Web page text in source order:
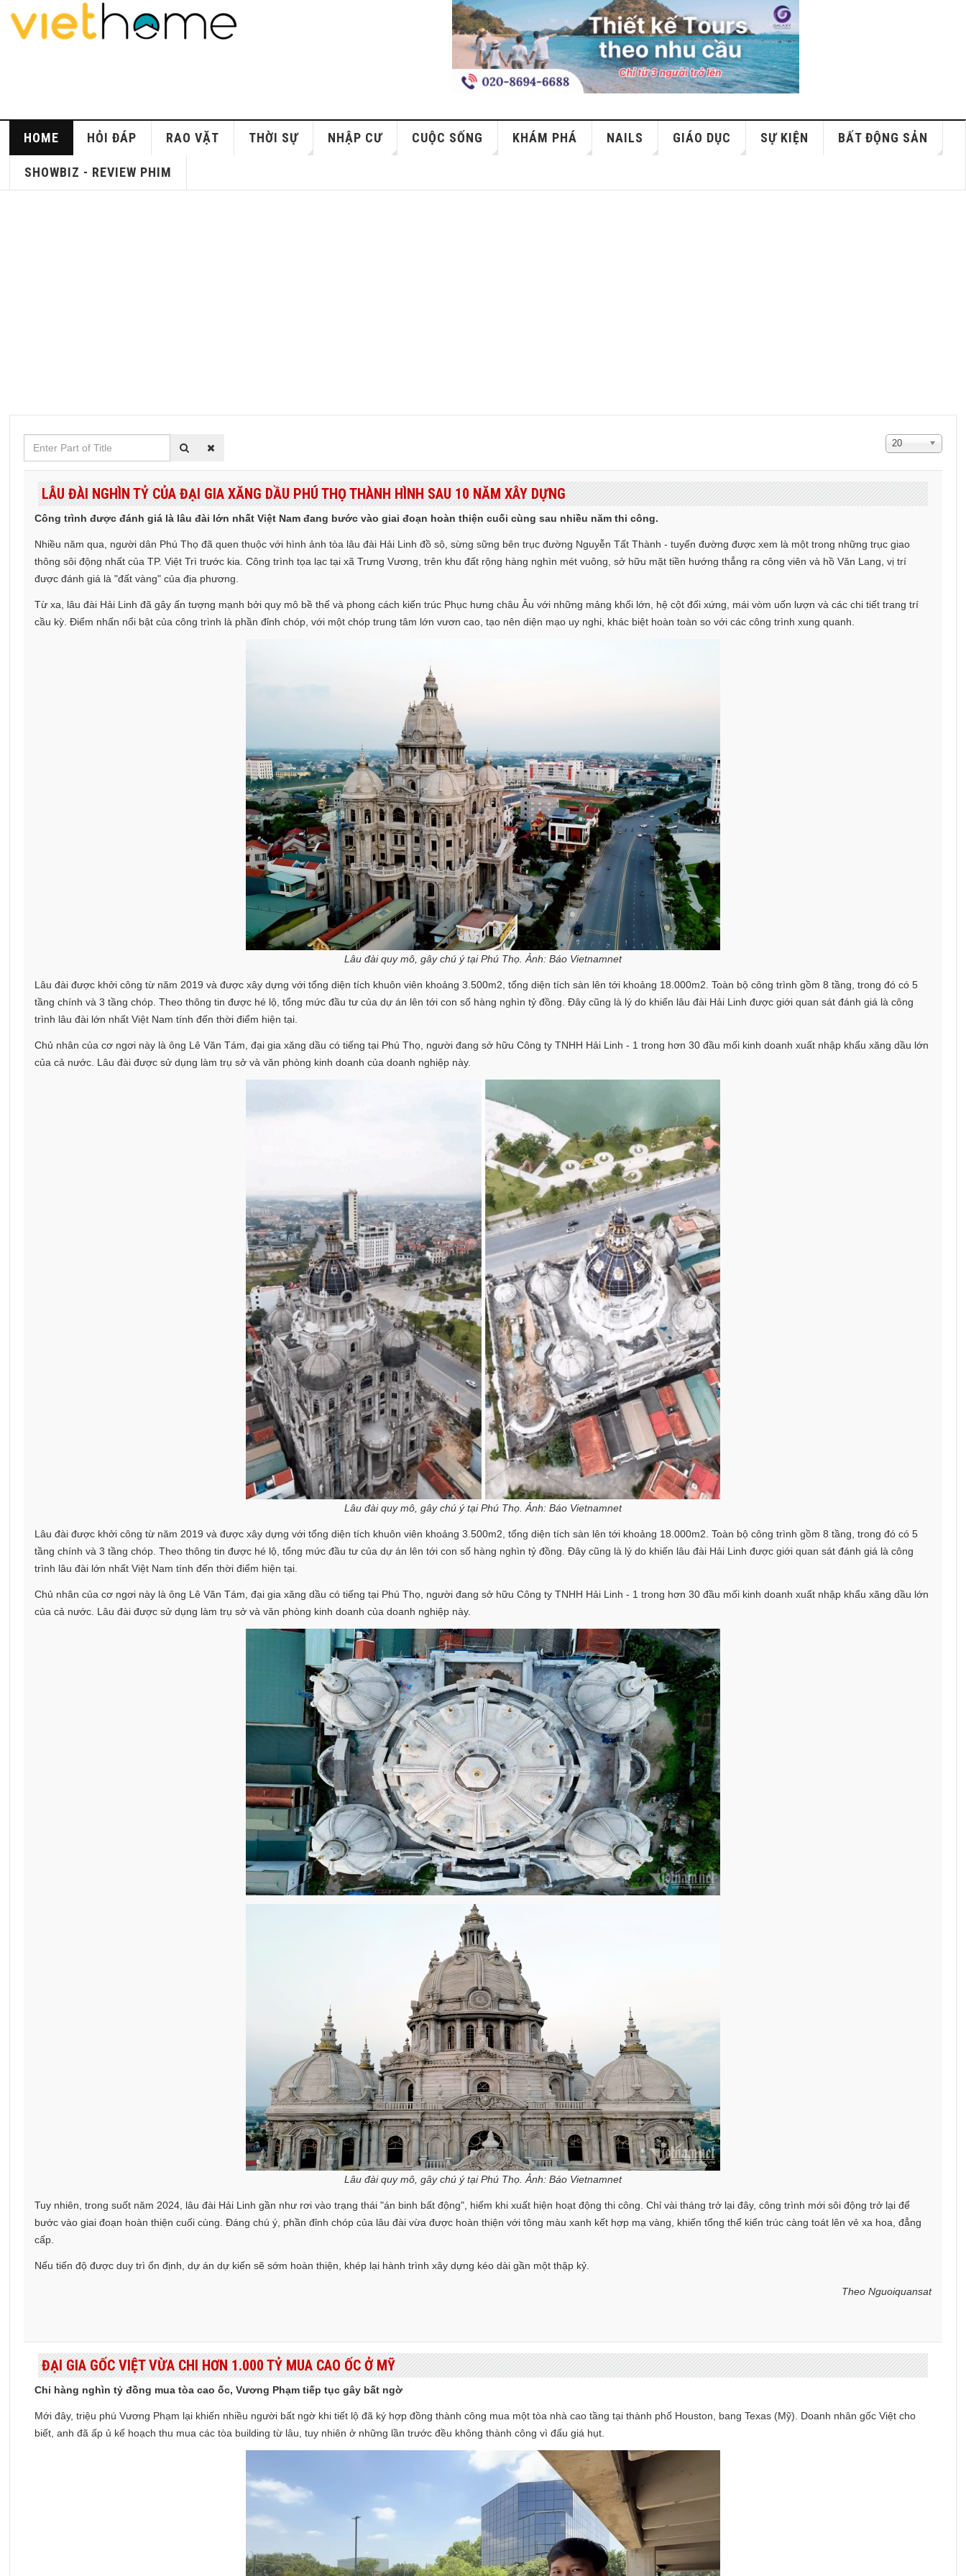
HOME HỎI ĐÁP RAO VẶT THỜI SỰ NHẬP CƯ CUỘC SỐNG KHÁM PHÁ NAILS GIÁO DỤC SỰ KIỆN BẤT ĐỘNG SẢN
SHOWBIZ - REVIEW PHIM
Enter
Part
Title
Hiển
20
LÂU ĐÀI NGHÌN TỶ CỦA ĐẠI GIA XĂNG DẦU PHÚ THỌ THÀNH HÌNH SAU 10 NĂM XÂY DỰNG
Công trình được đánh giá là lâu đài lớn nhất Việt Nam đang bước vào giai đoạn hoàn thiện cuối cùng sau nhiều năm thi công.
Nhiều năm qua, người dân Phú Thọ đã quen thuộc với hình ảnh tòa lâu đài Hải Linh đồ sộ, sừng sững bên trục đường Nguyễn Tất Thành - tuyến đường được xem là một trong những trục giao
thông sôi động nhất của TP. Việt Trì trước kia. Công trình tọa lạc tại xã Trưng Vương, trên khu đất rộng hàng nghìn mét vuông, sở hữu mặt tiền hướng thẳng ra công viên và hồ Văn Lang, vị trí
được đánh giá là "đất vàng" của địa phương.
Từ xa, lâu đài Hải Linh đã gây ấn tượng mạnh bởi quy mô bề thế và phong cách kiến trúc Phục hưng châu Âu với những mảng khối lớn, hệ cột đối xứng, mái vòm uốn lượn và các chi tiết trang trí
cầu kỳ. Điểm nhấn nổi bật của công trình là phần đỉnh chóp, với một chóp trung tâm lớn vươn cao, tạo nên diện mạo uy nghi, khác biệt hoàn toàn so với các công trình xung quanh.
Lâu đài quy mô, gây chú ý tại Phú Thọ. Ảnh: Báo Vietnamnet
Lâu đài được khởi công từ năm 2019 và được xây dựng với tổng diện tích khuôn viên khoảng 3.500m2, tổng diện tích sàn lên tới khoảng 18.000m2. Toàn bộ công trình gồm 8 tầng, trong đó có 5
tầng chính và 3 tầng chóp. Theo thông tin được hé lộ, tổng mức đầu tư của dự án lên tới con số hàng nghìn tỷ đồng. Đây cũng là lý do khiến lâu đài Hải Linh được giới quan sát đánh giá là công
trình lâu đài lớn nhất Việt Nam tính đến thời điểm hiện tại.
Chủ nhân của cơ ngơi này là ông Lê Văn Tám, đại gia xăng dầu có tiếng tại Phú Thọ, người đang sở hữu Công ty TNHH Hải Linh - 1 trong hơn 30 đầu mối kinh doanh xuất nhập khẩu xăng dầu lớn
của cả nước. Lâu đài được sử dụng làm trụ sở và văn phòng kinh doanh của doanh nghiệp này.
Lâu đài quy mô, gây chú ý tại Phú Thọ. Ảnh: Báo Vietnamnet
Lâu đài được khởi công từ năm 2019 và được xây dựng với tổng diện tích khuôn viên khoảng 3.500m2, tổng diện tích sàn lên tới khoảng 18.000m2. Toàn bộ công trình gồm 8 tầng, trong đó có 5
tầng chính và 3 tầng chóp. Theo thông tin được hé lộ, tổng mức đầu tư của dự án lên tới con số hàng nghìn tỷ đồng. Đây cũng là lý do khiến lâu đài Hải Linh được giới quan sát đánh giá là công
trình lâu đài lớn nhất Việt Nam tính đến thời điểm hiện tại.
Chủ nhân của cơ ngơi này là ông Lê Văn Tám, đại gia xăng dầu có tiếng tại Phú Thọ, người đang sở hữu Công ty TNHH Hải Linh - 1 trong hơn 30 đầu mối kinh doanh xuất nhập khẩu xăng dầu lớn
của cả nước. Lâu đài được sử dụng làm trụ sở và văn phòng kinh doanh của doanh nghiệp này.
Lâu đài quy mô, gây chú ý tại Phú Thọ. Ảnh: Báo Vietnamnet
Tuy nhiên, trong suốt năm 2024, lâu đài Hải Linh gần như rơi vào trạng thái "án binh bất động", hiếm khi xuất hiện hoạt động thi công. Chỉ vài tháng trở lại đây, công trình mới sôi động trở lại để
bước vào giai đoạn hoàn thiện cuối cùng. Đáng chú ý, phần đỉnh chóp của lâu đài vừa được hoàn thiện với tông màu xanh kết hợp mạ vàng, khiến tổng thể kiến trúc càng toát lên vẻ xa hoa, đẳng
cấp.
Nếu tiến độ được duy trì ổn định, dự án dự kiến sẽ sớm hoàn thiện, khép lại hành trình xây dựng kéo dài gần một thập kỷ.
Theo Nguoiquansat
ĐẠI GIA GỐC VIỆT VỪA CHI HƠN 1.000 TỶ MUA CAO ỐC Ở MỸ
Chi hàng nghìn tỷ đồng mua tòa cao ốc, Vương Phạm tiếp tục gây bất ngờ
Mới đây, triệu phú Vương Phạm lại khiến nhiều người bất ngờ khi tiết lộ đã ký hợp đồng thành công mua một tòa nhà cao tầng tại thành phố Houston, bang Texas (Mỹ). Doanh nhân gốc Việt cho
biết, anh đã ấp ủ kế hoạch thu mua các tòa building từ lâu, tuy nhiên ở những lần trước đều không thành công vì đấu giá hụt.